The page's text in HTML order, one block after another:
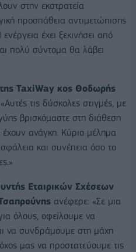
στην εκστρατεία
προσπάθεια αντιμετώπισης
έχει ξεκινήσει από
πολύ σύντομα θα λάβει
TaxiWay κος Θοδωρής
τις δύσκολες στιγμές, με
βρισκόμαστε στη διάθεση
ανάγκη. Κύριο μέλημα
και συνέπεια όσο το
Εταιρικών Σχέσεων
ανέφερε: «Σε μια
όλους, οφείλουμε να
να συνδράμουμε στη μάχη
μας να προστατεύουμε τις